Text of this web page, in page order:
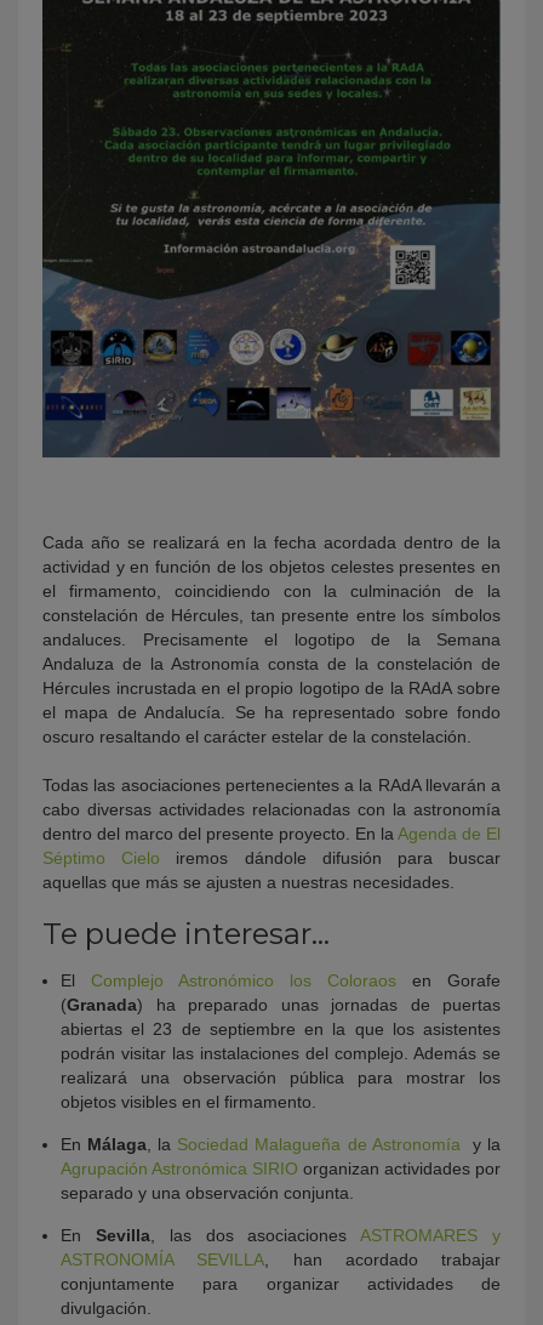
Cada año se realizará en la fecha acordada dentro de la
actividad y en función de los objetos celestes presentes en
el firmamento, coincidiendo con la culminación de la
constelación de Hércules, tan presente entre los símbolos
andaluces. Precisamente el logotipo de la Semana
Andaluza de la Astronomía consta de la constelación de
Hércules incrustada en el propio logotipo de la RAdA sobre
el mapa de Andalucía. Se ha representado sobre fondo
oscuro resaltando el carácter estelar de la constelación.
Todas las asociaciones pertenecientes a la RAdA llevarán a
cabo diversas actividades relacionadas con la astronomía
dentro del marco del presente proyecto. En laAgenda de El
Séptimo Cielo iremos dándole difusión para buscar
aquellas que más se ajusten a nuestras necesidades.
Te puede interesar…
El Complejo Astronómico los Coloraos en Gorafe
(Granada) ha preparado unas jornadas de puertas
abiertas el 23 de septiembre en la que los asistentes
podrán visitar las instalaciones del complejo. Además se
realizará una observación pública para mostrar los
objetos visibles en el firmamento.
En Málaga, la Sociedad Malagueña de Astronomíay la
Agrupación Astronómica SIRIO organizan actividades por
separado y una observación conjunta.
En Sevilla, las dos asociacionesASTROMARES y
ASTRONOMÍA SEVILLA, han acordado trabajar
conjuntamente para organizar actividades de
divulgación.